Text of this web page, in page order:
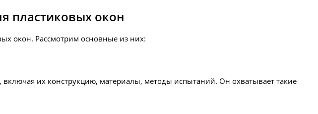
пластиковых окон
окон. Рассмотрим основные из них:
их конструкцию, материалы, методы испытаний. Он охватывает такие